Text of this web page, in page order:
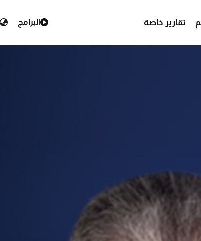
تقارير خاصة البرامج